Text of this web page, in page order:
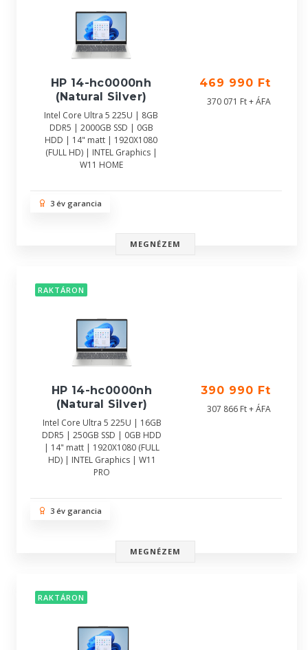
HP 14-hc0000nh
(Natural Silver)
Intel Core Ultra 5 225U | 8GB
DDR5 | 2000GB SSD | 0GB
HDD | 14" matt | 1920X1080
(FULL HD) | INTEL Graphics |
W11 HOME
469 990 Ft
370 071 Ft + ÁFA
3 év garancia
MEGNÉZEM
RAKTÁRON
HP 14-hc0000nh
(Natural Silver)
Intel Core Ultra 5 225U | 16GB
DDR5 | 250GB SSD | 0GB HDD
| 14" matt | 1920X1080 (FULL
HD) | INTEL Graphics | W11
PRO
390 990 Ft
307 866 Ft + ÁFA
3 év garancia
MEGNÉZEM
RAKTÁRON